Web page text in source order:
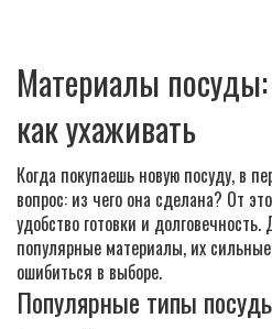
Материалы
как ухаживать
Когда покупаешь новую посуду, в
вопрос: из чего она сделана? От
удобство готовки и
популярные материалы, их
ошибиться в выборе.
Популярные типы